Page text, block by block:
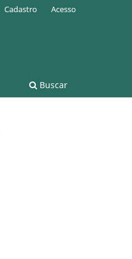
Buscar
Cadastro Acesso